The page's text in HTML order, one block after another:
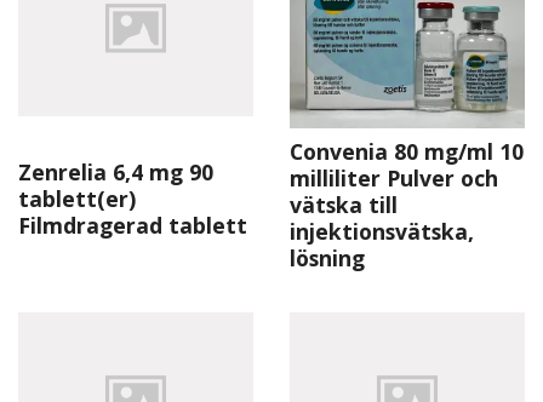
Zenrelia 6,4 mg 90
tablett(er)
Filmdragerad tablett
Convenia 80 mg/ml 10
milliliter Pulver och
vätska till
injektionsvätska,
lösning